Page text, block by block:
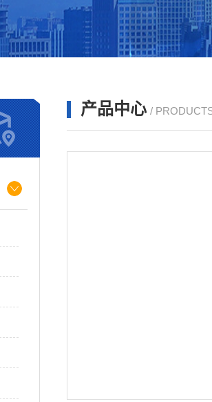
产品中心 /